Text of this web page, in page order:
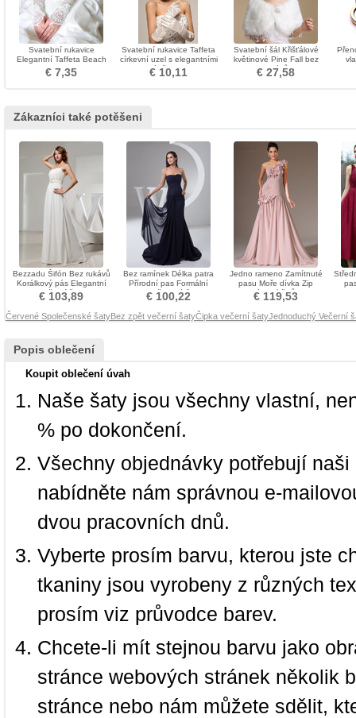
Svatební rukavice
Elegantní Taffeta Beach
Apply Winter
€ 7,35
Svatební rukavice Taffeta
církevní uzel s elegantními
náušnicemi
€ 10,11
Svatební šál Křišťálové
květinové Pine Fall bez
rukávů
€ 27,58
Zákazníci také potěšeni
Bezzadu Šifón Bez rukávů
Korálkový pás Elegantní
Večerní šaty
€ 103,89
Bez ramínek Délka patra
Přírodní pas Formální
Společenské šaty
€ 100,22
Jedno rameno Zamítnuté
pasu Moře dívka Zip
Skládaný živůtek
Společenské šaty
€ 119,53
Červené Společenské šatyBez zpět večerní šatyČipka večerní šatyJednoduchý Večerní
Popis oblečení
Koupit oblečení úvah
Naše šaty jsou všechny vlastní,
% po dokončení.
Všechny objednávky potřebují
nabídněte nám správnou e-
dvou pracovních dnů.
Vyberte prosím barvu, kterou jste
tkaniny jsou vyrobeny z různých
prosím viz průvodce barev.
Chcete-li mít stejnou barvu jako
stránce webových stránek několik
stránce nebo nám můžete sdělit,